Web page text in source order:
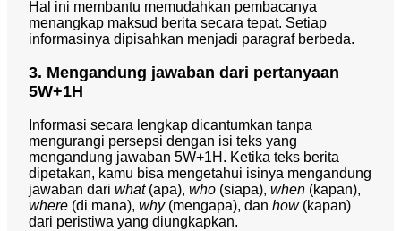
Hal ini membantu memudahkan pembacanya
menangkap maksud berita secara tepat. Setiap
informasinya dipisahkan menjadi paragraf berbeda.
3. Mengandung jawaban dari pertanyaan
5W+1H
Informasi secara lengkap dicantumkan tanpa
mengurangi persepsi dengan isi teks yang
mengandung jawaban 5W+1H. Ketika teks berita
dipetakan, kamu bisa mengetahui isinya mengandung
jawaban dari what (apa), who (siapa), when (kapan),
where (di mana), why (mengapa), dan how (kapan)
dari peristiwa yang diungkapkan.